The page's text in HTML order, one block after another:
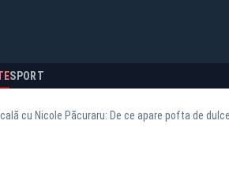
SPORT
cu Nicole Păcuraru: De ce apare pofta de dulce